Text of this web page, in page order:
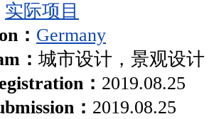
实际项目
： Germany
： 城市设计，景观设计
： 2019.08.25
： 2019.08.25